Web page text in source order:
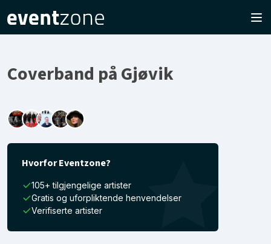
Coverband på Gjøvik
Hvorfor Eventzone?
105+ tilgjengelige artister
Gratis og uforpliktende henvendelser
Verifiserte artister